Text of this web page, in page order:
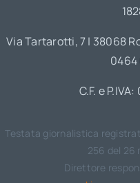
Via Tartarotti, 7 | 38068
0464
C.F. e
Testata giornalistica
256 del 26
Direttore